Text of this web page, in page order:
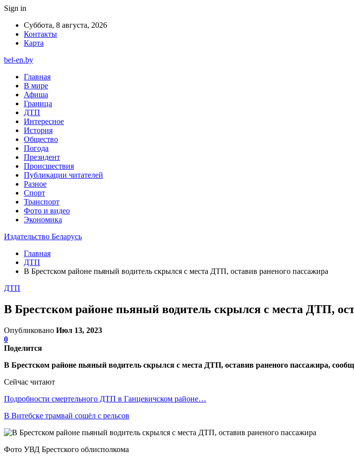
Sign in
Суббота, 8 августа, 2026
Контакты
Карта
bel-en.by
Главная
В мире
Афиша
Граница
ДТП
Интересное
История
Общество
Погода
Президент
Происшествия
Публикации читателей
Разное
Спорт
Транспорт
Фото и видео
Экономика
Издательство Беларусь
Главная
ДТП
В Брестском районе пьяный водитель скрылся с места ДТП, оставив раненого пассажира
ДТП
В Брестском районе пьяный водитель скрылся с места ДТП,
Опубликовано Июл 13, 2023
0
Поделится
В Брестском районе пьяный водитель скрылся с места ДТП, оставив раненого пассажира,
Сейчас читают
Подробности смертельного ДТП в Ганцевичском районе…
В Витебске трамвай сошёл с рельсов
Фото УВД Брестского облисполкома